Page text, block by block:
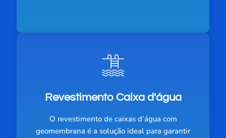
Revestimento Caixa d'água
O revestimento de caixas d’água com
geomembrana é a solução ideal para garantir